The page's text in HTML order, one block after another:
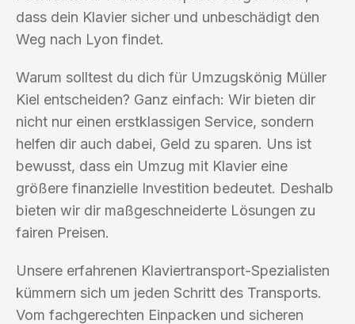
dass dein Klavier sicher und unbeschädigt den
Weg nach Lyon findet.
Warum solltest du dich für Umzugskönig Müller
Kiel entscheiden? Ganz einfach: Wir bieten dir
nicht nur einen erstklassigen Service, sondern
helfen dir auch dabei, Geld zu sparen. Uns ist
bewusst, dass ein Umzug mit Klavier eine
größere finanzielle Investition bedeutet. Deshalb
bieten wir dir maßgeschneiderte Lösungen zu
fairen Preisen.
Unsere erfahrenen Klaviertransport-Spezialisten
kümmern sich um jeden Schritt des Transports.
Vom fachgerechten Einpacken und sicheren